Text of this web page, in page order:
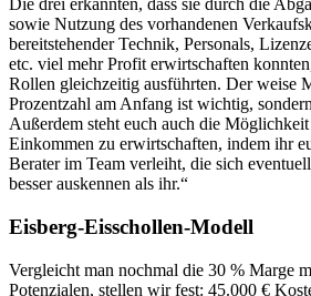
Die drei erkannten, dass sie durch die
sowie Nutzung des vorhandenen
bereitstehender Technik, Personals,
etc. viel mehr Profit erwirtschaften
Rollen gleichzeitig ausführten. Der weise
Prozentzahl am Anfang ist wichtig,
Außerdem steht euch auch die
Einkommen zu erwirtschaften, indem ihr
Berater im Team verleiht, die sich
besser auskennen als ihr.“
Eisberg-Eisschollen-Modell
Vergleicht man nochmal die 30 % Marge
Potenzialen, stellen wir fest: 45.000 €